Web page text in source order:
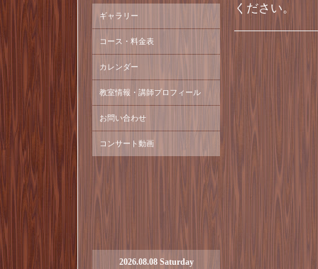
ください。
ギャラリー
コース・料金表
カレンダー
教室情報・講師プロフィール
お問い合わせ
コンサート動画
2026.08.08 Saturday